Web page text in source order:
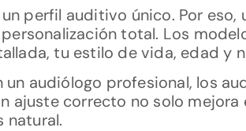
perfil auditivo único. Por eso,
total. Los
tu estilo de vida, edad y
un audiólogo profesional, los
ajuste correcto no solo
natural.